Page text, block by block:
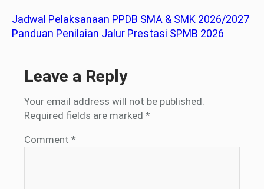
Jadwal Pelaksanaan PPDB SMA & SMK 2026/2027
Panduan Penilaian Jalur Prestasi SPMB 2026
Leave a Reply
Your email address will not be published.
Required fields are marked *
Comment *